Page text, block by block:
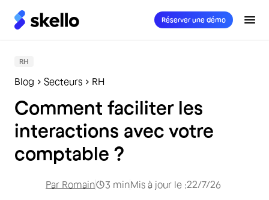
Réserver une démo
RH
Blog Secteurs RH
Comment faciliter les
interactions avec votre
comptable ?
Par Romain 3 minMis à jour le :22/7/26